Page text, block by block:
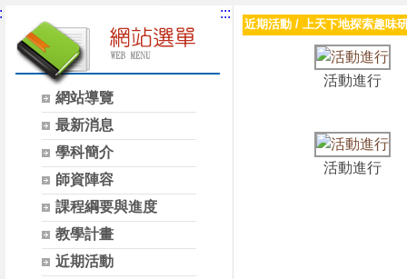
網站導覽
最新消息
學科簡介
師資陣容
課程綱要與進度
教學計畫
近期活動
:::
近期活動 / 上天下地探索趣味
活動進行
活動進行